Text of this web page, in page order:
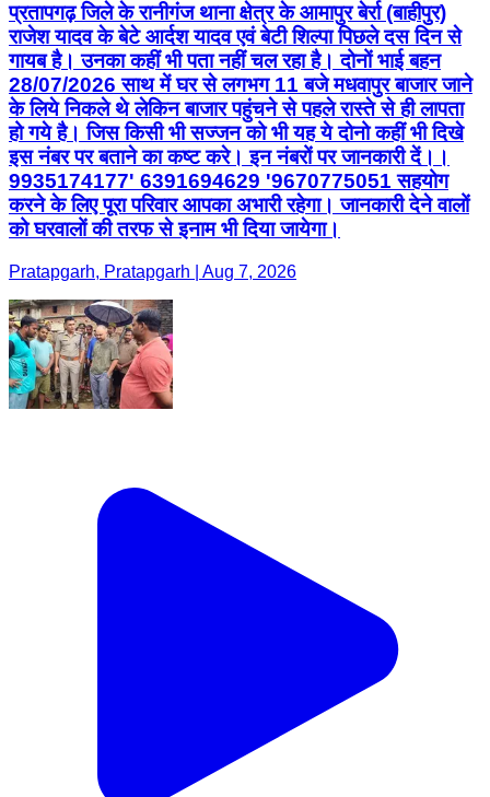
प्रतापगढ़ जिले के रानीगंज थाना क्षेत्र के आमापुर बेर्रा (बाहीपुर)
राजेश यादव के बेटे आर्दश यादव एवं बेटी शिल्पा पिछले दस दिन से
गायब है। उनका कहीं भी पता नहीं चल रहा है। दोनों भाई बहन
28/07/2026 साथ में घर से लगभग 11 बजे मधवापुर बाजार जाने
के लिये निकले थे लेकिन बाजार पहुंचने से पहले रास्ते से ही लापता
हो गये है। जिस किसी भी सज्जन को भी यह ये दोनो कहीं भी दिखे
इस नंबर पर बताने का कष्ट करे। इन नंबरों पर जानकारी दें।।
9935174177' 6391694629 '9670775051 सहयोग
करने के लिए पूरा परिवार आपका अभारी रहेगा। जानकारी देने वालों
को घरवालों की तरफ से इनाम भी दिया जायेगा।
Pratapgarh, Pratapgarh | Aug 7, 2026